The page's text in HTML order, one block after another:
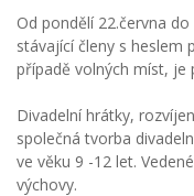
Od pondělí 22.června
stávající členy s heslem
případě volných míst, je
Divadelní hrátky,
společná tvorba
ve věku 9 -12 let.
výchovy.